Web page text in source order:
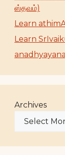
ஸ்தவம்)
Learn
Learn
Archives